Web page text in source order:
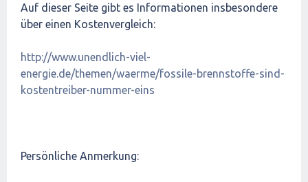
Auf dieser Seite gibt es Informationen insbesondere
über einen Kostenvergleich:
http://www.unendlich-viel-
energie.de/themen/waerme/fossile-brennstoffe-sind-
kostentreiber-nummer-eins
Persönliche Anmerkung: